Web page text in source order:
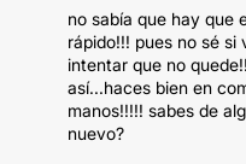
no sabía que hay que
rápido!!! pues no sé si
intentar que no
así...haces bien en
manos!!!!! sabes de
nuevo?